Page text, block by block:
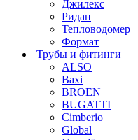
Джилекс
Ридан
Тепловодомер
Формат
Трубы и фитинги
ALSO
Baxi
BROEN
BUGATTI
Cimberio
Global